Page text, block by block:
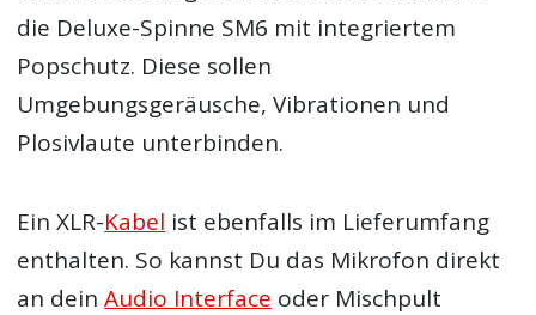
die Deluxe-Spinne SM6 mit integriertem
Popschutz. Diese sollen
Umgebungsgeräusche, Vibrationen und
Plosivlaute unterbinden.
Ein XLR-Kabel ist ebenfalls im Lieferumfang
enthalten. So kannst Du das Mikrofon direkt
an deinAudio Interface oder Mischpult